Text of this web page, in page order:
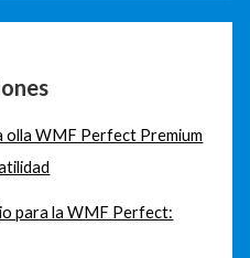
olla WMF Perfect Premium
para la WMF Perfect: